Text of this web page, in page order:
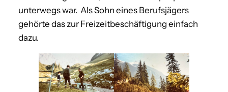
unterwegs war. Als Sohn eines Berufsjägers
gehörte das zur Freizeitbeschäftigung einfach
dazu.